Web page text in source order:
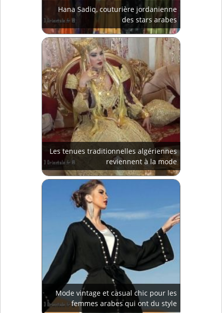
Hana Sadiq, couturière jordanienne
des stars arabes
Les tenues traditionnelles algériennes
reviennent à la mode
Mode vintage et casual chic pour les
femmes arabes qui ont du style